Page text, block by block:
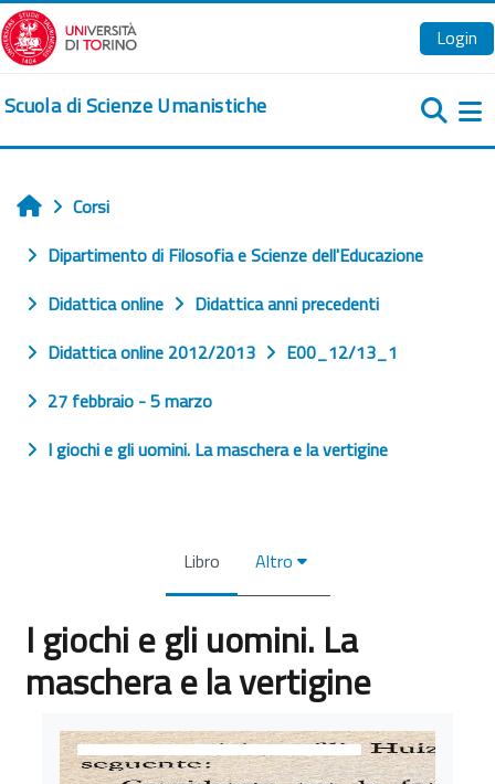
Vai al contenuto principale
Login
Scuola di Scienze Umanistiche
Home
Corsi
Dipartimento di Filosofia e Scienze dell'Educazione
Didattica online
Didattica anni precedenti
Didattica online 2012/2013
E00_12/13_1
27 febbraio - 5 marzo
I giochi e gli uomini. La maschera e la vertigine
Libro Altro
I giochi e gli uomini. La
maschera e la vertigine
Aggregazione dei criteri